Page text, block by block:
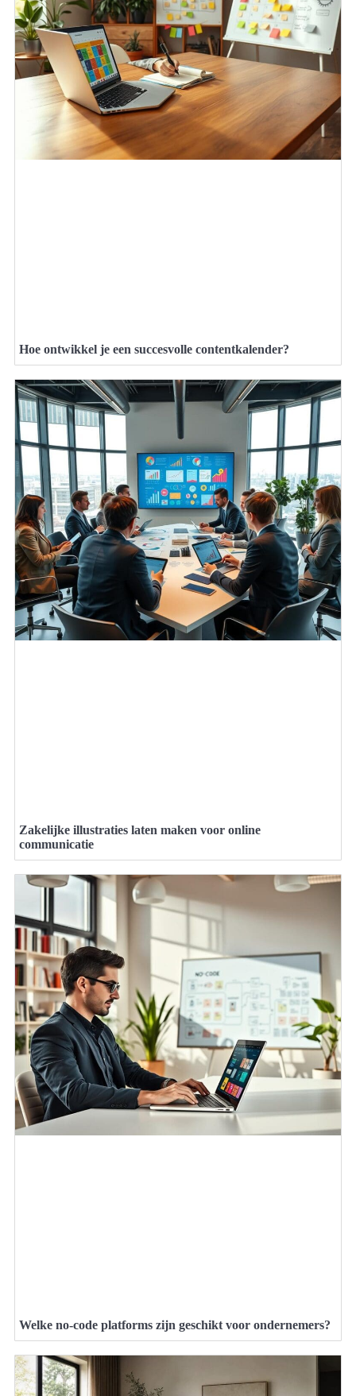
Hoe ontwikkel je een succesvolle contentkalender?
Zakelijke illustraties laten maken voor online
communicatie
Welke no-code platforms zijn geschikt voor ondernemers?